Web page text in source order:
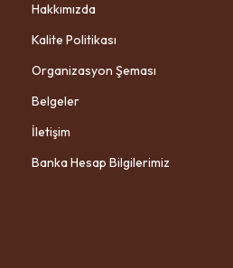
Hakkımızda
Kalite Politikası
Organizasyon Şeması
Belgeler
İletişim
Banka Hesap Bilgilerimiz